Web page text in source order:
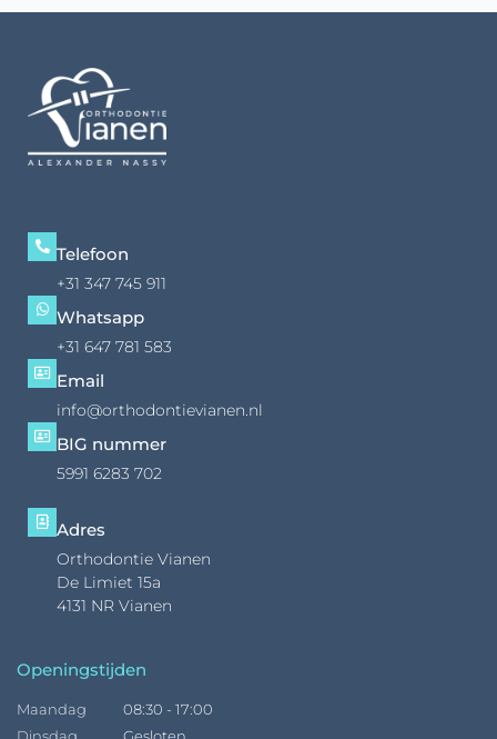
Telefoon
+31 347 745 911
Whatsapp
+31 647 781 583
Email
info@orthodontievianen.nl
BIG nummer
5991 6283 702
Adres
Orthodontie Vianen
De Limiet 15a
4131 NR Vianen
Openingstijden
Maandag
08:30 - 17:00